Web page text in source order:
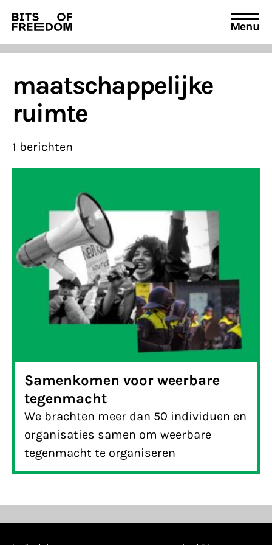
Search
for:
Menu
maatschappelijke
ruimte
1 berichten
Samenkomen voor weerbare
tegenmacht
We brachten meer dan 50 individuen en
organisaties samen om weerbare
tegenmacht te organiseren